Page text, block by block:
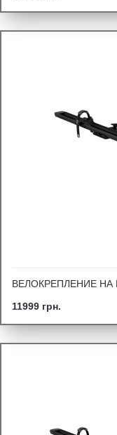
ВЕЛОКРЕПЛЕНИЕ НА
11999 грн.